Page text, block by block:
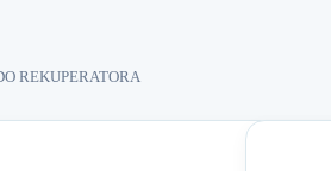
REKUPERATORA